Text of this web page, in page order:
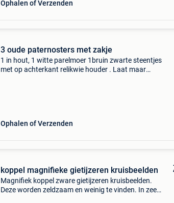
Ophalen of Verzenden
3 oude paternosters met zakje
1 in hout, 1 witte parelmoer 1bruin zwarte steentjes
met op achterkant relikwie houder . Laat maar
Ophalen of Verzenden
koppel magnifieke gietijzeren kruisbeelden
Magnifiek koppel zware gietijzeren kruisbeelden.
Deze worden zeldzaam en weinig te vinden. In zeer